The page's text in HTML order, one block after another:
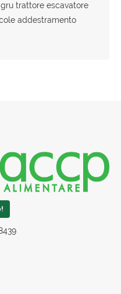
trattore escavatore
addestramento